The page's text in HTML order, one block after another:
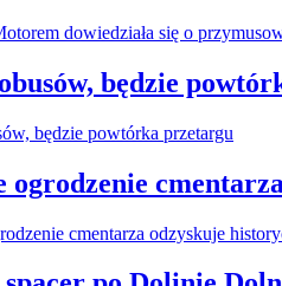
będzie
ogrodzenie